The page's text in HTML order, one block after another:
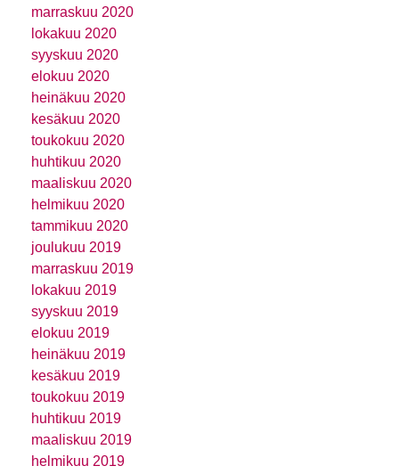
marraskuu 2020
lokakuu 2020
syyskuu 2020
elokuu 2020
heinäkuu 2020
kesäkuu 2020
toukokuu 2020
huhtikuu 2020
maaliskuu 2020
helmikuu 2020
tammikuu 2020
joulukuu 2019
marraskuu 2019
lokakuu 2019
syyskuu 2019
elokuu 2019
heinäkuu 2019
kesäkuu 2019
toukokuu 2019
huhtikuu 2019
maaliskuu 2019
helmikuu 2019